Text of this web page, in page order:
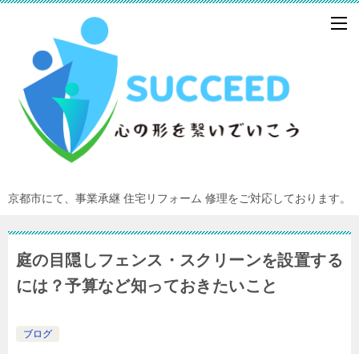
京都市にて、事業承継 住宅リフォーム 修理をご対応しております。
庭の目隠しフェンス・スクリーンを設置する
には？予算など知っておきたいこと
ブログ